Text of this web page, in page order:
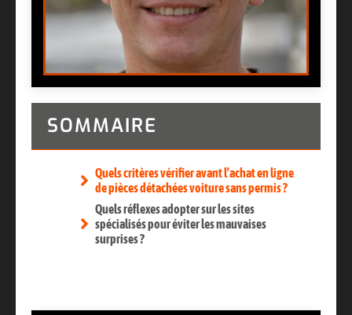
SOMMAIRE
Quels critères vérifier avant l’achat en ligne
de pièces détachées voiture sans permis ?
Quels réflexes adopter sur les sites
spécialisés pour éviter les mauvaises
surprises ?